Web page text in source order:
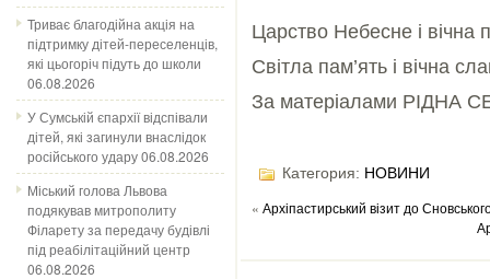
Триває благодійна акція на
підтримку дітей-переселенців,
які цьогоріч підуть до школи
06.08.2026
У Сумській єпархії відспівали
дітей, які загинули внаслідок
російського удару06.08.2026
Міський голова Львова
подякував митрополиту
Філарету за передачу будівлі
під реабілітаційний центр
06.08.2026
Царство Небесне і вічна
Світла пам’ять і вічна
За матеріалами РІДНА
Категория: НОВИНИ
« Архіпастирський візит до